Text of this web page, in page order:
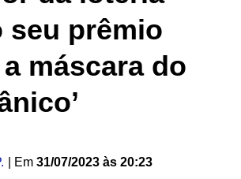
seu prêmio
máscara do
| Em 31/07/2023 às 20:23